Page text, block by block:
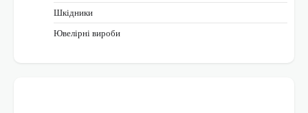
Шкідники
Ювелірні вироби